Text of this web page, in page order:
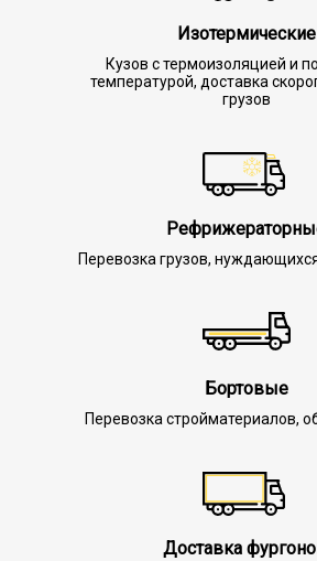
Изотермические
Кузов с термоизоляцией и
температурой, доставка
грузов
Перевозка грузов,
Бортовые
Перевозка стройматериалов,
Доставка